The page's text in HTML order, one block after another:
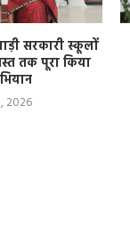
सरकारी स्कूलों
तक पूरा किया
2026